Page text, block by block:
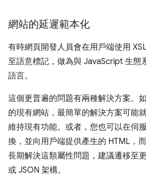
網站的延遲範本化
有時網頁開發人員會在用戶端使用
至語意標記，做為與 JavaScript 生態
語言。
這個更普遍的問題有兩種解決方案。
的現有網站，最簡單的解決方案可能
維持現有功能。或者，您也可以在伺
換，並向用戶端提供產生的 HTML，
長期解決這類屬性問題，建議遷移至
或 JSON 架構。